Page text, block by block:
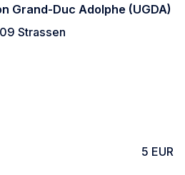
Grand-Duc Adolphe (UGDA)
Strassen
5 EUR